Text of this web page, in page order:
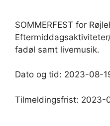
SOMMERFEST for
fadøl samt livemusik.
Dato og tid: 2023-08-
Tilmeldingsfrist: 2023-